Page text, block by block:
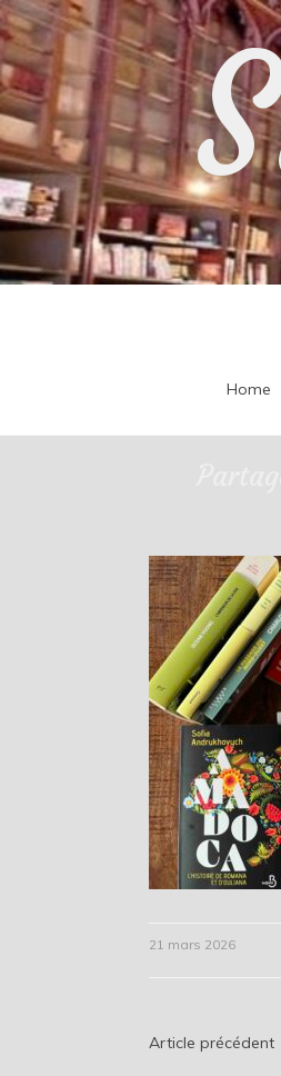
Skip
to
content
Home
21 mars 2026
Article précédent